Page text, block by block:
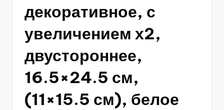
декоративное, с
увеличением х2,
двустороннее,
16.5×24.5 см,
(11×15.5 см), белое